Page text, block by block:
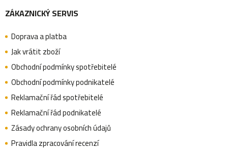
á
p
a
t
ZÁKAZNICKÝ SERVIS
Doprava a platba
Jak vrátit zboží
Obchodní podmínky spotřebitelé
Obchodní podmínky podnikatelé
Reklamační řád spotřebitelé
Reklamační řád podnikatelé
Zásady ochrany osobních údajů
Pravidla zpracování recenzí